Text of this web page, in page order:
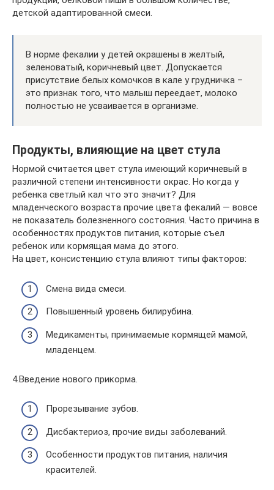
детской адаптированной смеси.
В норме фекалии у детей окрашены в желтый,
зеленоватый, коричневый цвет. Допускается
присутствие белых комочков в кале у грудничка –
это признак того, что малыш переедает, молоко
полностью не усваивается в организме.
Продукты, влияющие на цвет стула
Нормой считается цвет стула имеющий коричневый в
различной степени интенсивности окрас. Но когда у
ребенка светлый кал что это значит? Для
младенческого возраста прочие цвета фекалий — вовсе
не показатель болезненного состояния. Часто причина в
особенностях продуктов питания, которые съел
ребенок или кормящая мама до этого.
На цвет, консистенцию стула влияют типы факторов:
Смена вида смеси.
Повышенный уровень билирубина.
Медикаменты, принимаемые кормящей мамой,
младенцем.
4.Введение нового прикорма.
Прорезывание зубов.
Дисбактериоз, прочие виды заболеваний.
Особенности продуктов питания, наличия
красителей.